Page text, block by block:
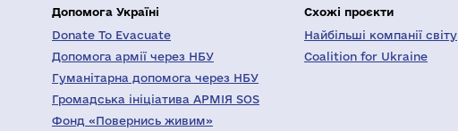
Допомога Україні
Donate To Evacuate
Допомога армії через НБУ
Гуманітарна допомога через НБУ
Громадська ініціатива АРМІЯ SOS
Фонд «Повернись живим»
Схожі проєкти
Найбільші компанії світу
Coalition for Ukraine